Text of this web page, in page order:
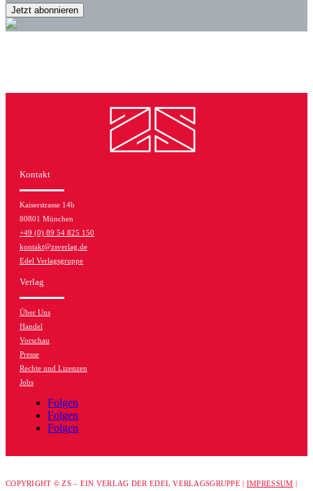
Kontakt
Kaiserstrasse 14b
80801 München
+49 (0) 89 54 825 150
kontakt@zsverlag.de
Edel Verlagsgruppe
Verlag
Über Uns
Handel
Vorschau
Presse
Rechte und Lizenzen
Jobs
Folgen
Folgen
Folgen
COPYRIGHT © ZS – EIN VERLAG DER EDEL VERLAGSGRUPPE | IMPRESSUM |